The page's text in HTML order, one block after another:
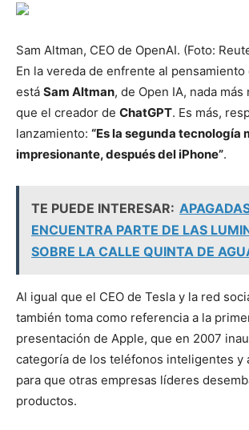
Sam Altman, CEO de OpenAI. (Foto:
En la vereda de enfrente al pensamiento
está Sam Altman, de Open IA, nada más
que el creador de ChatGPT. Es más,
lanzamiento: “Es la segunda tecnología
impresionante, después del iPhone”.
TE PUEDE INTERESAR:
ENCUENTRA PARTE DE LAS
SOBRE LA CALLE QUINTA DE
Al igual que el CEO de Tesla y la red
también toma como referencia a la
presentación de Apple, que en 2007
categoría de los teléfonos inteligentes y
para que otras empresas líderes
productos.